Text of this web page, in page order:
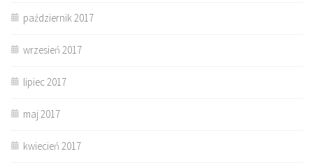
październik 2017
wrzesień 2017
lipiec 2017
maj 2017
kwiecień 2017